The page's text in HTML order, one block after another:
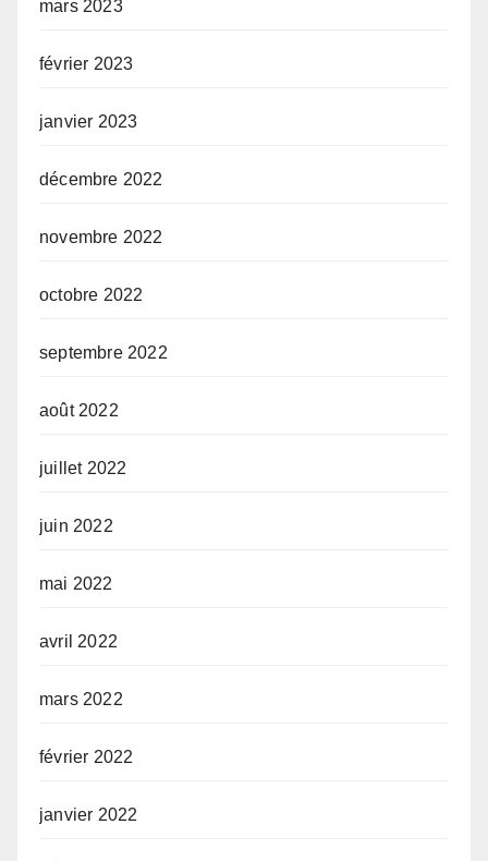
mars 2023
février 2023
janvier 2023
décembre 2022
novembre 2022
octobre 2022
septembre 2022
août 2022
juillet 2022
juin 2022
mai 2022
avril 2022
mars 2022
février 2022
janvier 2022